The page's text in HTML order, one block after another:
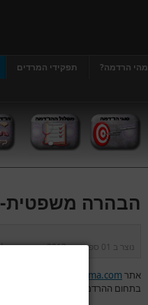
מהי הרדמה? תפקידי המרדים
הבהרה משפטית-
נוצר ב 01 ספטמבר 2013 נכתב על
אתר www.hardama.com
מאפשר
בתחום ההרדמה והמהלך סביב הניתוח